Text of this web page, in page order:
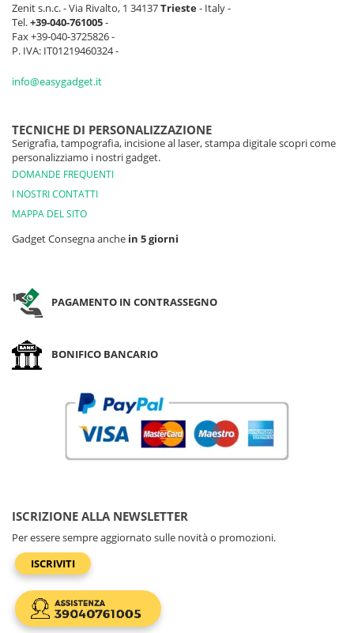
Zenit s.n.c. - Via Rivalto, 1 34137Trieste- Italy -
Tel.+39-040-761005-
Fax +39-040-3725826 -
P. IVA: IT01219460324 -
info@easygadget.it
TECNICHE DI PERSONALIZZAZIONE
Serigrafia, tampografia, incisione al laser, stampa digitale scopri come
personalizziamo i nostri gadget.
DOMANDE FREQUENTI
I NOSTRI CONTATTI
MAPPA DEL SITO
Gadget Consegna anche in 5 giorni
PAGAMENTO IN CONTRASSEGNO
BONIFICO BANCARIO
ISCRIZIONE ALLA NEWSLETTER
Per essere sempre aggiornato sulle novità o promozioni.
ISCRIVITI